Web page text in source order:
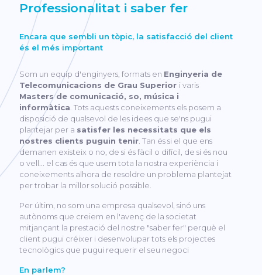
Professionalitat i saber fer
Encara que sembli un tòpic, la satisfacció del client
és el més important
Som un equip d'enginyers, formats en Enginyeria de
Telecomunicacions de Grau Superior i varis
Masters de comunicació, so, música i
informàtica . Tots aquests coneixements els posem a
disposició de qualsevol de les idees que se'ns pugui
plantejar per a satisfer les necessitats que els
nostres clients puguin tenir . Tan és si el que ens
demanen existeix o no, de si és fàcil o difícil, de si és nou
o vell... el cas és que usem tota la nostra experiència i
coneixements alhora de resoldre un problema plantejat
per trobar la millor solució possible.
Per últim, no som una empresa qualsevol, sinó uns
autònoms que creiem en l'avenç de la societat
mitjançant la prestació del nostre "saber fer" perquè el
client pugui créixer i desenvolupar tots els projectes
tecnològics que pugui requerir el seu negoci
En parlem?